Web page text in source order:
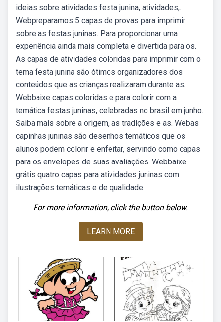
ideias sobre atividades festa junina, atividades,.
Webpreparamos 5 capas de provas para imprimir
sobre as festas juninas. Para proporcionar uma
experiência ainda mais completa e divertida para os.
As capas de atividades coloridas para imprimir com o
tema festa junina são ótimos organizadores dos
conteúdos que as crianças realizaram durante as.
Webbaixe capas coloridas e para colorir com a
temática festas juninas, celebradas no brasil em junho.
Saiba mais sobre a origem, as tradições e as. Webas
capinhas juninas são desenhos temáticos que os
alunos podem colorir e enfeitar, servindo como capas
para os envelopes de suas avaliações. Webbaixe
grátis quatro capas para atividades juninas com
ilustrações temáticas e de qualidade.
For more information, click the button below.
LEARN MORE